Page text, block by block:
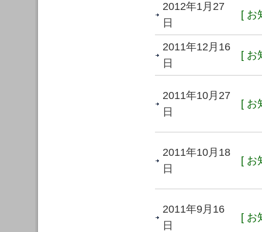
2012年1月27
日
[ お
2011年12月16
日
[ お
2011年10月27
日
[ お
2011年10月18
日
[ お
2011年9月16
日
[ お